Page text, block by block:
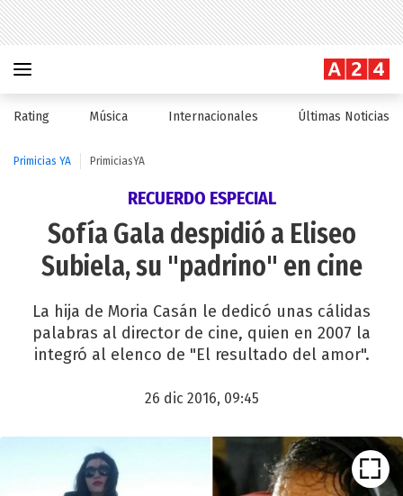
Rating Música Internacionales Últimas Noticias
Primicias YA PrimiciasYA
RECUERDO ESPECIAL
Sofía Gala despidió a Eliseo
Subiela, su "padrino" en cine
La hija de Moria Casán le dedicó unas cálidas
palabras al director de cine, quien en 2007 la
integró al elenco de "El resultado del amor".
26 dic 2016, 09:45